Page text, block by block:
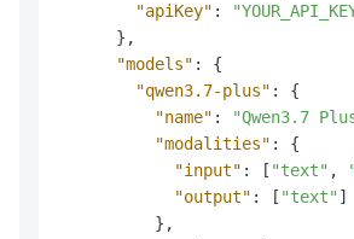
"apiKey" :
} ,
"models" :
{
"qwen3.7-plus" :
{
"name" : "Qwen3.7
"modalities" :
{
"input" : [ "text" ,
"output" : [ "text" ]
} ,